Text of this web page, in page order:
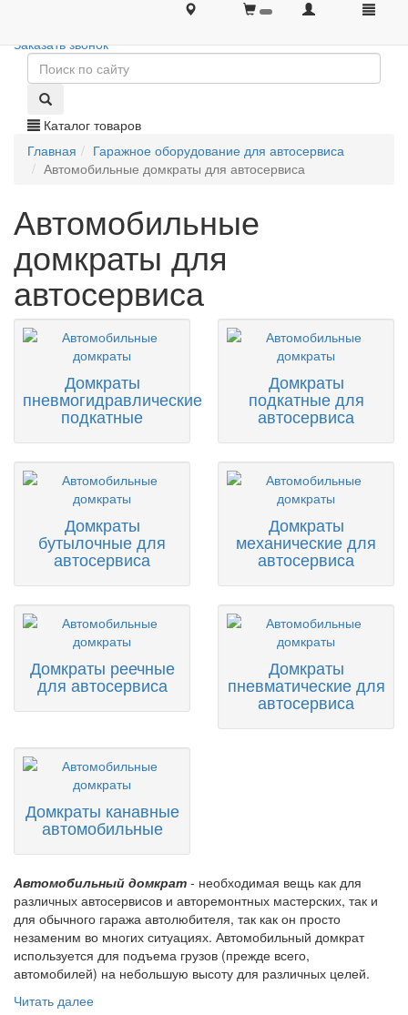
+7 (495) 646-08-66 +7 (495) 646-08-66
Заказать звонок
Каталог товаров
Главная
Гаражное оборудование для автосервиса
Автомобильные домкраты для автосервиса
Автомобильные
домкраты для
автосервиса
Домкраты
пневмогидравлические
подкатные
Домкраты
подкатные для
автосервиса
Домкраты
бутылочные для
автосервиса
Домкраты
механические для
автосервиса
Домкраты реечные
для автосервиса
Домкраты
пневматические для
автосервиса
Домкраты канавные
автомобильные
Автомобильный домкрат - необходимая вещь как для
различных автосервисов и авторемонтных мастерских, так и
для обычного гаража автолюбителя, так как он просто
незаменим во многих ситуациях. Автомобильный домкрат
используется для подъема грузов (прежде всего,
автомобилей) на небольшую высоту для различных целей.
Читать далее